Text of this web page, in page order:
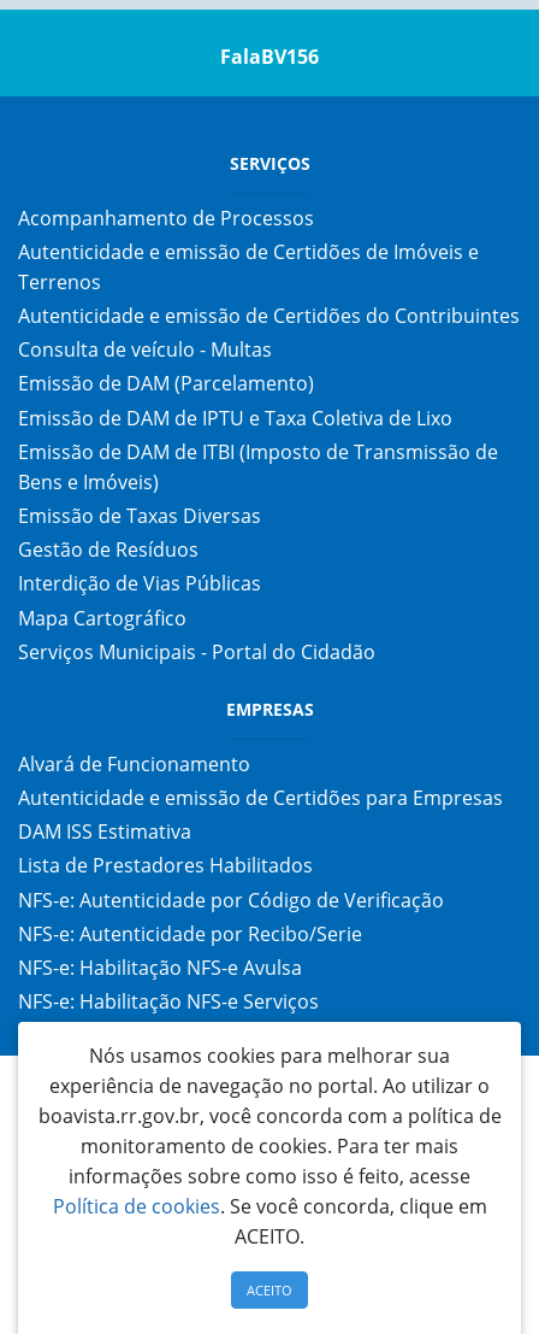
FalaBV156
SERVIÇOS
Acompanhamento de Processos
Autenticidade e emissão de Certidões de Imóveis e
Terrenos
Autenticidade e emissão de Certidões do Contribuintes
Consulta de veículo - Multas
Emissão de DAM (Parcelamento)
Emissão de DAM de IPTU e Taxa Coletiva de Lixo
Emissão de DAM de ITBI (Imposto de Transmissão de
Bens e Imóveis)
Emissão de Taxas Diversas
Gestão de Resíduos
Interdição de Vias Públicas
Mapa Cartográfico
Serviços Municipais - Portal do Cidadão
EMPRESAS
Alvará de Funcionamento
Autenticidade e emissão de Certidões para Empresas
DAM ISS Estimativa
Lista de Prestadores Habilitados
NFS-e: Autenticidade por Código de Verificação
NFS-e: Autenticidade por Recibo/Serie
NFS-e: Habilitação NFS-e Avulsa
NFS-e: Habilitação NFS-e Serviços
Prefeitura Municipal de Boa Vista
130 TELEFONE: 3621 1700 | Boa Vista - Roraima - Brasil | Email:
ouvidoria@prefeitura.boavista.br
Nós usamos cookies para melhorar sua
experiência de navegação no portal. Ao utilizar o
boavista.rr.gov.br, você concorda com a política de
monitoramento de cookies. Para ter mais
informações sobre como isso é feito, acesse
Política de cookies. Se você concorda, clique em
ACEITO.
ACEITO